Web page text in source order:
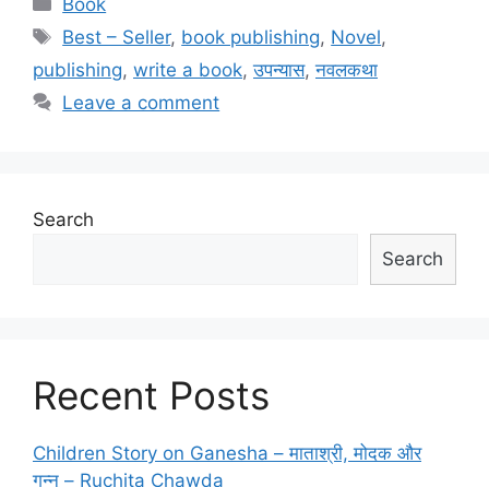
Tags
Best – Seller, book publishing, Novel,
publishing, write a book,उपन्यास,नवलकथा
Leave a comment
Search
Search
Recent Posts
Children Story on Ganesha – माताश्री, मोदक और
गन्नु – Ruchita Chawda